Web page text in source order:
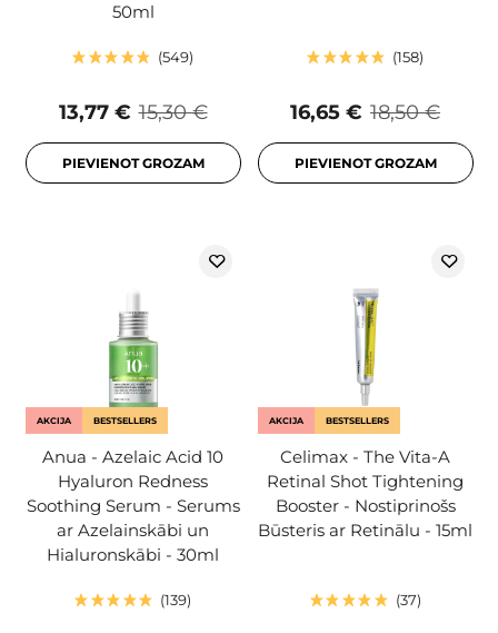
50ml
549
15,30 €
13,77 €
PIEVIENOT GROZAM
158
18,50 €
16,65 €
PIEVIENOT GROZAM
AKCIJA BESTSELLERS
Anua - Azelaic Acid 10
Hyaluron Redness
Soothing Serum - Serums
ar Azelainskābi un
Hialuronskābi - 30ml
139
AKCIJA BESTSELLERS
Celimax - The Vita-A
Retinal Shot Tightening
Booster - Nostiprinošs
Būsteris ar Retinālu - 15ml
37